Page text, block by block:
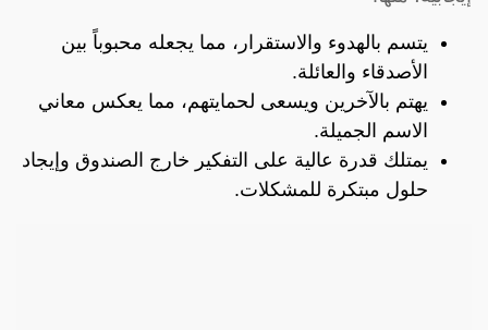
يتسم بالهدوء والاستقرار، مما يجعله محبوباً بين
الأصدقاء والعائلة.
يهتم بالآخرين ويسعى لحمايتهم، مما يعكس معاني
الاسم الجميلة.
يمتلك قدرة عالية على التفكير خارج الصندوق وإيجاد
حلول مبتكرة للمشكلات.